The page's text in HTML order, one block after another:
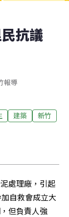
抗議
報導
建築
新竹
處理廠，引起
自救會成立大
但負責人強